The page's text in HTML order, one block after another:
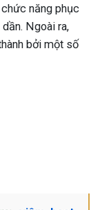
năng phục
Ngoài ra,
bởi một số